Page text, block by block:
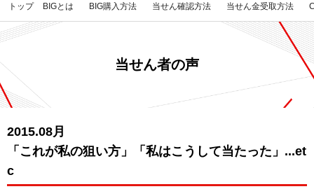
トップ BIGとは BIG購入方法 当せん確認方法 当せん金受取方法
当せん者の声
2015.08月
「これが私の狙い方」「私はこうして当たった」...et
c